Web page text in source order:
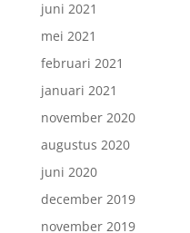
juni 2021
mei 2021
februari 2021
januari 2021
november 2020
augustus 2020
juni 2020
december 2019
november 2019